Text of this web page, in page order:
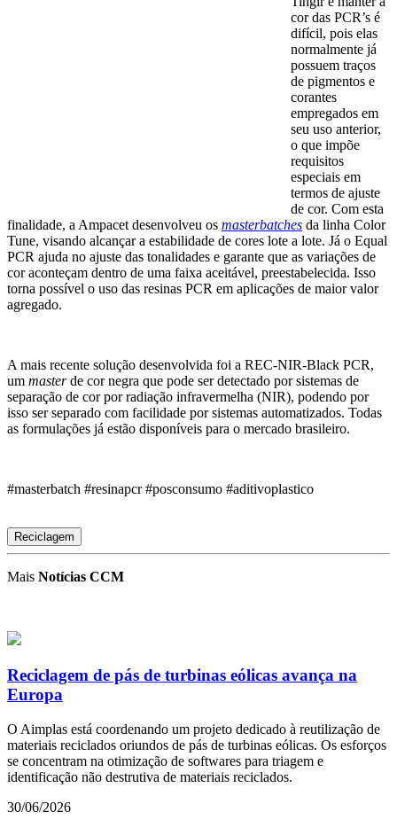
cor das PCR’s é
difícil, pois elas
normalmente já
possuem traços
de pigmentos e
corantes
empregados em
seu uso anterior,
o que impõe
requisitos
especiais em
termos de ajuste
de cor. Com esta
finalidade, a Ampacet desenvolveu os masterbatches da linha Color
Tune, visando alcançar a estabilidade de cores lote a lote. Já o Equal
PCR ajuda no ajuste das tonalidades e garante que as variações de
cor aconteçam dentro de uma faixa aceitável, preestabelecida. Isso
torna possível o uso das resinas PCR em aplicações de maior valor
agregado.
A mais recente solução desenvolvida foi a REC-NIR-Black PCR,
um masterde cor negra que pode ser detectado por sistemas de
separação de cor por radiação infravermelha (NIR), podendo por
isso ser separado com facilidade por sistemas automatizados. Todas
as formulações já estão disponíveis para o mercado brasileiro.
#masterbatch #resinapcr #posconsumo #aditivoplastico
Reciclagem
Mais Notícias CCM
Reciclagem de pás de turbinas eólicas avança na
Europa
O Aimplas está coordenando um projeto dedicado à reutilização de
materiais reciclados oriundos de pás de turbinas eólicas. Os esforços
se concentram na otimização de softwares para triagem e
identificação não destrutiva de materiais reciclados.
30/06/2026